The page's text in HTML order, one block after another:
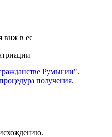
внж в ес
Румынии".
получения.